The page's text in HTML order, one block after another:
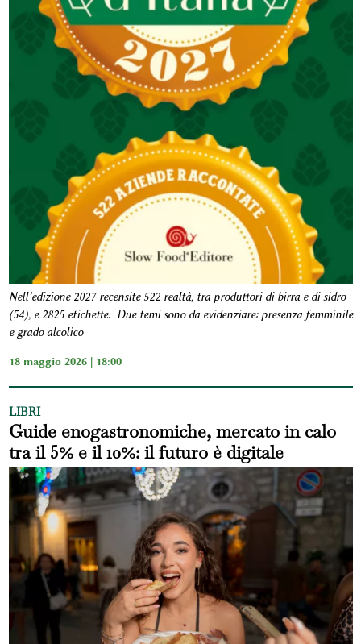
Nell’edizione 2027 recensite 522 realtà, tra produttori di birra e di sidro
(54), e 2825 etichette. Due temi sono da evidenziare: presenza femminile
e grado alcolico
18 maggio 2026 | 18:00
LIBRI
Guide enogastronomiche, mercato in calo
tra il 5% e il 10%: il futuro è digitale